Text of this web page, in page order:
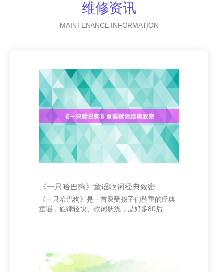
维修资讯
MAINTENANCE INFORMATION
《一只哈巴狗》童谣歌词经典致密
《一只哈巴狗》是一首深受孩子们矜重的经典
童谣，旋律轻快、歌词肤浅，是好多80后、90
它汪汪叫……”用约略的话语和重叠的节律，让
孩子们在琅琅上口的旋律中学会不雅察和抒